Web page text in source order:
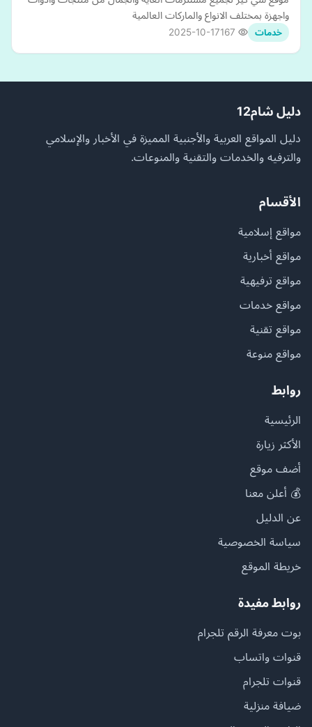
واجهزة بمختلف الانواع والماركات العالمية
خدمات 2025-10-17
دليل شام12
دليل المواقع العربية والأجنبية المميزة في الأخبار والإسلامي
والترفيه والخدمات والتقنية والمنوعات.
الأقسام
مواقع إسلامية
مواقع أخبارية
مواقع ترفيهية
مواقع خدمات
مواقع تقنية
مواقع منوعة
روابط
الرئيسية
الأكثر زيارة
أضف موقع
💰 أعلن معنا
عن الدليل
سياسة الخصوصية
خريطة الموقع
روابط مفيدة
بوت معرفة الرقم تلجرام
قنوات واتساب
قنوات تلجرام
ضيافة منزلية